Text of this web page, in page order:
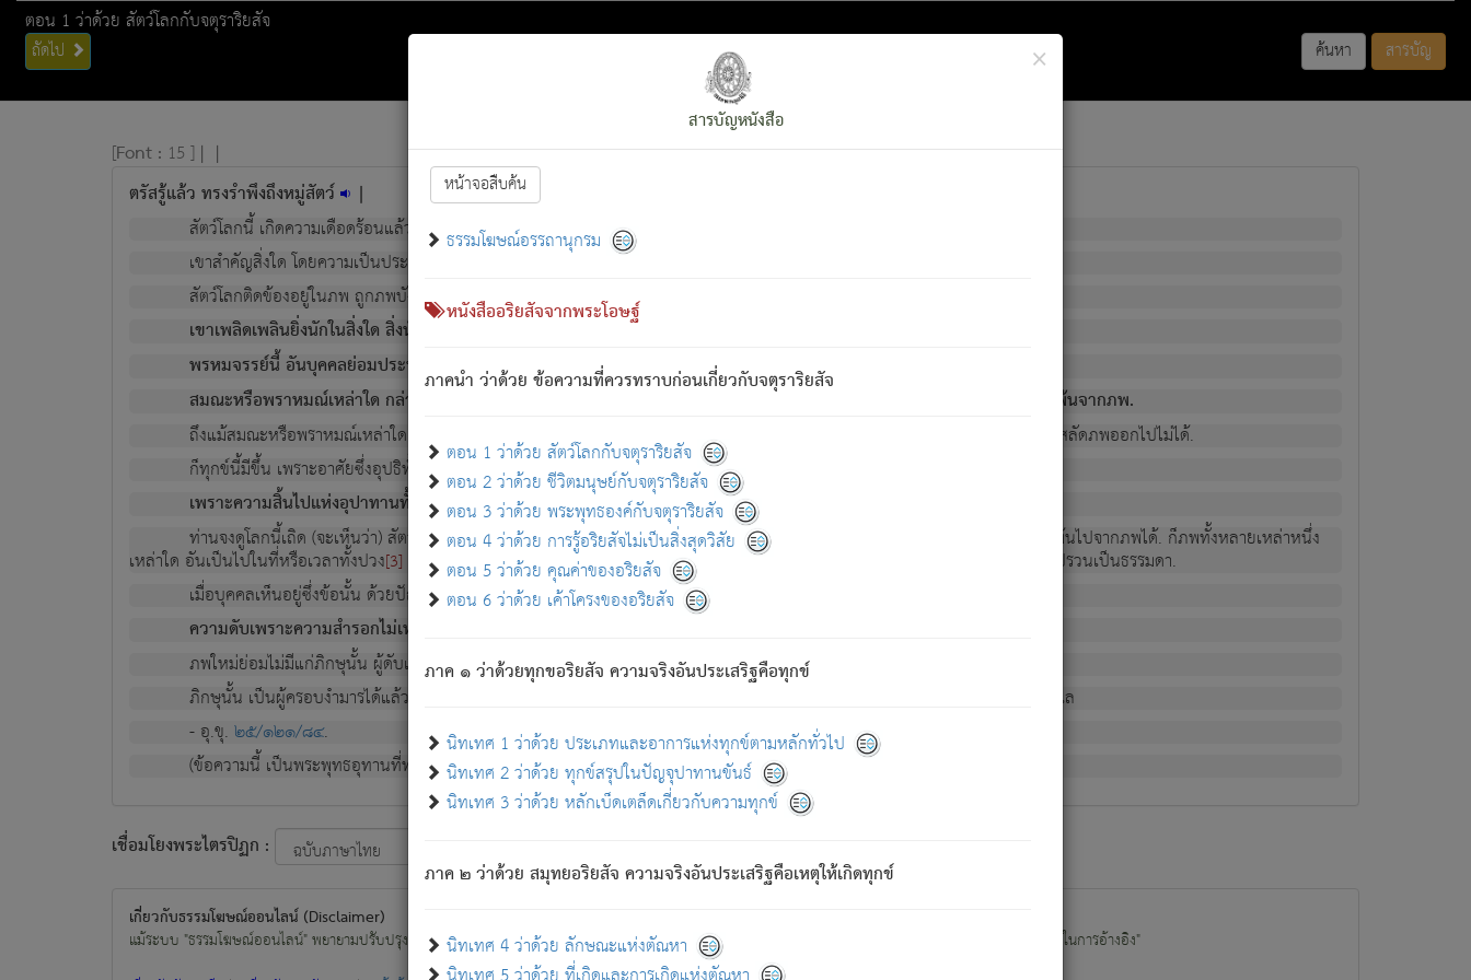
ตอน 1 ว่าด้วย สัตว์โลกกับจตุราริยสัจ
ถัดไป ค้นหา สารบัญ
×
สารบัญหนังสือ
หน้าจอสืบค้น
ธรรมโฆษณ์อรรถานุกรม
หนังสืออริยสัจจากพระโอษฐ์
ภาคนำ ว่าด้วย ข้อความที่ควรทราบก่อนเกี่ยวกับจตุราริยสัจ
ตอน 1 ว่าด้วย สัตว์โลกกับจตุราริยสัจ
ตอน 2 ว่าด้วย ชีวิตมนุษย์กับจตุราริยสัจ
ตอน 3 ว่าด้วย พระพุทธองค์กับจตุราริยสัจ
ตอน 4 ว่าด้วย การรู้อริยสัจไม่เป็นสิ่งสุดวิสัย
ตอน 5 ว่าด้วย คุณค่าของอริยสัจ
ตอน 6 ว่าด้วย เค้าโครงของอริยสัจ
ภาค ๑ ว่าด้วยทุกขอริยสัจ ความจริงอันประเสริฐคือทุกข์
นิทเทศ 1 ว่าด้วย ประเภทและอาการแห่งทุกข์ตามหลักทั่วไป
นิทเทศ 2 ว่าด้วย ทุกข์สรุปในปัญจุปาทานขันธ์
นิทเทศ 3 ว่าด้วย หลักเบ็ดเตล็ดเกี่ยวกับความทุกข์
ภาค ๒ ว่าด้วย สมุทยอริยสัจ ความจริงอันประเสริฐคือเหตุให้เกิดทุกข์
นิทเทศ 4 ว่าด้วย ลักษณะแห่งตัณหา
[Font : 15 ] | |
ตรัสรู้แล้ว ทรงรำพึงถึงหมู่สัตว์ |
สัตว์โลกนี้ เกิดความเดือดร้อนแล้ว มีผัสสะบังหน้า[1]ย่อมกล่าวซึ่งโรค (ความเสียดแทง) นั้นโดยความเป็นตัวเป็นตน
เขาสำคัญสิ่งใด โดยความเป็นประการใด แต่สิ่งนั้นย่อมเป็น (ตามที่เป็นจริง) โดยประการอื่นจากที่เขาสำคัญนั้น
สัตว์โลกติดข้องอยู่ในภพ ถูกภพบังหน้าแล้ว มีภพโดยความเป็นอย่างอื่น (จากที่มันเป็นอยู่จริง) จึงได้เพลิดเพลินยิ่งนักในภพนั้น
เขาเพลิดเพลินยิ่งนักในสิ่งใด สิ่งนั้นเป็นภัย (ที่เขาไม่รู้จัก) : เขากลัวต่อสิ่งใดสิ่งนั้นเป็นทุกข์
พรหมจรรย์นี้ อันบุคคลย่อมประพฤติ ก็เพื่อการละขาดซึ่งภพ.
สมณะหรือพราหมณ์เหล่าใด กล่าวความหลุดพ้นจากภพว่ามีได้เพราะภพ เรากล่าวว่า สมณะหรือพราหมณ์ทั้งปวงนั้น มิใช่ผู้หลดพ้นจากภพ.
ถึงแม้สมณะหรือพราหมณ์เหล่าใด กล่าวความออกไปได้จากภพ ว่ามีได้เพราะวิภพ[2]
: เรากล่าวว่า สมณะหรือพราหมณ์ทั้งปวงนั้น ก็ยังสลัดภพออกไปไม่ได้.
ก็ทุกข์นี้มีขึ้น เพราะอาศัยซึ่งอุปธิทั้งปวง.
เพราะความสิ้นไปแห่งอุปาทานทั้งปวง ความเกิดขึ้นแห่งทุกข์จึงไม่มี.
ท่านจงดูโลกนี้เถิด (จะเห็นว่า) สัตว์ทั้งหลายอันอวิชาหนาแน่นบังหนาแล้ว; และว่า สัตว์ผู้ยินดีในภพอันเป็นแล้วนั้น ย่อมไม่เป็นผู้หลุดพ้นไปจากภพได้. ก็ภพทั้งหลายเหล่าหนึ่ง
เหล่าใด อันเป็นไปในที่หรือเวลาทั้งปวง[3] เพื่อความมีแห่งประโยชน์โดยประการทั้งปวง; ภพทั้งหลายทั้งหมดนั้น ไม่เที่ยง เป็นทุกข์ มีความแปรปรวนเป็นธรรมดา.
เมื่อบุคคลเห็นอยู่ซึ่งข้อนั้น ด้วยปัญญาอันชอบตามที่เป็นจริงอย่างนี้อยู่; เขาย่อมละภวตัณหาได้ และไม่เพลิดเพลินวิภวตัณหาด้วย.
ความดับเพราะความสำรอกไม่เหลือ (แห่งภพทั้งหลาย) เพราะความสิ้นไปแห่งตัณหาโดยประการทั้งปวง นั้นคือนิพพาน.
ภพใหม่ย่อมไม่มีแก่ภิกษุนั้น ผู้ดับเย็นสนิทแล้ว เพราะไม่มีความยึดมั่น
ภิกษุนั้น เป็นผู้ครอบงำมารได้แล้ว ชนะสงครามแล้ว ก้าวล่วงภพทั้งหลายทั้งปวงได้แล้ว เป็นผู้คงที่ (คือไม่เปลี่ยนแปลงอีกต่อไป). ดังนี้แล
- อุ.ขุ.๒๕/๑๒๑/๘๔.
(ข้อความนี้ เป็นพระพุทธอุทานที่ทรงเปล่งออก ที่โคนต้นโพธิ์เป็นที่ตรัสรู้ เมื่อตรัสรู้แล้วได้ 7 วัน)
เชื่อมโยงพระไตรปิฏก :
เกี่ยวกับธรรมโฆษณ์ออนไลน์ (Disclaimer)
แม้ระบบ "ธรรมโฆษณ์ออนไลน์" พยายามปรับปรุงข้อมูลให้ถูกต้องมากที่สุด ผู้ศึกษาก็พึงตรวจสอบกับตัวเล่มหนังสือต้นฉบับ ที่มีการพิมพ์ครั้งล่าสุด ก่อนนำข้อมูลไปใช้ในการอ้างอิง"